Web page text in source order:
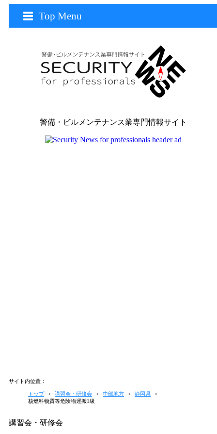
Top Menu
警備・ビルメンテナンス業専門情報サイト
サイト内位置：
トップ > 講習会・研修会 > 中部地方 > 静岡県
>
核燃料物質等危険物運搬1級
講習会・研修会